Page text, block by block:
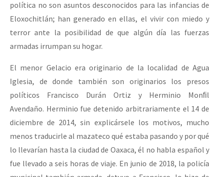
política no son asuntos desconocidos para las infancias de
Eloxochitlán; han generado en ellas, el vivir con miedo y
terror ante la posibilidad de que algún día las fuerzas
armadas irrumpan su hogar.
El menor Gelacio era originario de la localidad de Agua
Iglesia, de donde también son originarios los presos
políticos Francisco Durán Ortiz y Herminio Monﬁl
Avendaño. Herminio fue detenido arbitrariamente el 14 de
diciembre de 2014, sin explicársele los motivos, mucho
menos traducirle al mazateco qué estaba pasando y por qué
lo llevarían hasta la ciudad de Oaxaca, él no habla español y
fue llevado a seis horas de viaje. En junio de 2018, la policía